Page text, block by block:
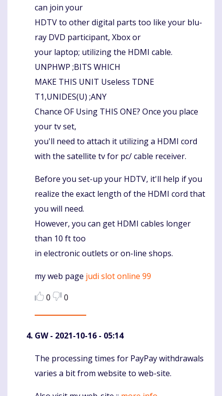
can join your
HDTV to other digital parts too like your blu-
ray DVD participant, Xbox or
your laptop; utilizing the HDMI cable.
UNPHWP ;BITS WHICH
MAKE THIS UNIT Useless TDNE
T1,UNIDES(U) ;ANY
Chance OF Using THIS ONE? Once you place
your tv set,
you'll need to attach it utilizing a HDMI cord
with the satellite tv for pc/ cable receiver.
Before you set-up your HDTV, it'll help if you
realize the exact length of the HDMI cord that
you will need.
However, you can get HDMI cables longer
than 10 ft too
in electronic outlets or on-line shops.
my web page judi slot online 99
0
0
GW- 2021-10-16 - 05:14
Komentaras
The processing times for PayPay withdrawals
varies a bit from website to web-site.